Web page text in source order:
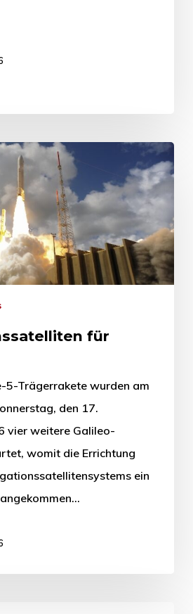
für
5-Trägerrakete wurden am
den 17.
vier weitere Galileo-
womit die Errichtung
ein